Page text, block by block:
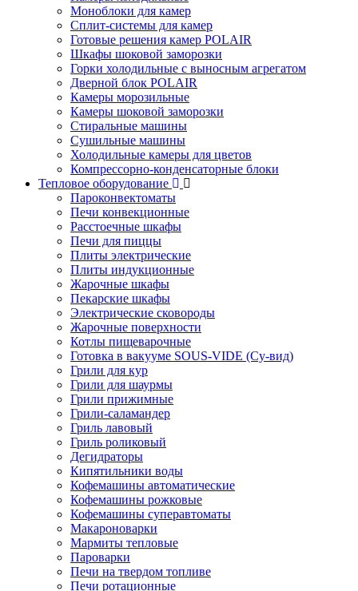
Моноблоки для камер
Сплит-системы для камер
Готовые решения камер POLAIR
Шкафы шоковой заморозки
Горки холодильные с выносным агрегатом
Дверной блок POLAIR
Камеры морозильные
Камеры шоковой заморозки
Стиральные машины
Сушильные машины
Холодильные камеры для цветов
Компрессорно-конденсаторные блоки
Тепловое оборудование
Пароконвектоматы
Печи конвекционные
Расстоечные шкафы
Печи для пиццы
Плиты электрические
Плиты индукционные
Жарочные шкафы
Пекарские шкафы
Электрические сковороды
Жарочные поверхности
Котлы пищеварочные
Готовка в вакууме SOUS-VIDE (Су-вид)
Грили для кур
Грили для шаурмы
Грили прижимные
Грили-саламандер
Гриль лавовый
Гриль роликовый
Дегидраторы
Кипятильники воды
Кофемашины автоматические
Кофемашины рожковые
Кофемашины суперавтоматы
Макароноварки
Мармиты тепловые
Пароварки
Печи на твердом топливе
Печи ротационные